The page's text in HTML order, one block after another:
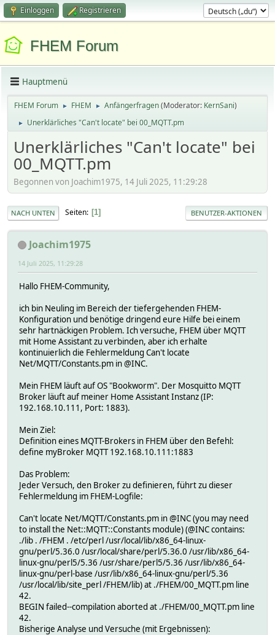
Einloggen Registrieren
FHEM Forum
Hauptmenü
FHEM Forum ► FHEM ► Anfängerfragen(Moderator: KernSani)
► Unerklärliches "Can't locate" bei 00_MQTT.pm
Unerklärliches "Can't locate" bei
00_MQTT.pm
Begonnen von Joachim1975, 14 Juli 2025, 11:29:28
NACH UNTEN Seiten 1 BENUTZER-AKTIONEN
Joachim1975
14 Juli 2025, 11:29:28
Hallo FHEM-Community,
ich bin Neuling im Bereich der tiefergehenden FHEM-
Konfiguration und benötige dringend eure Hilfe bei einem
sehr hartnäckigen Problem. Ich versuche, FHEM über MQTT
mit Home Assistant zu verbinden, aber ich erhalte
kontinuierlich die Fehlermeldung Can't locate
Net/MQTT/Constants.pm in @INC.
Mein FHEM läuft auf OS "Bookworm". Der Mosquitto MQTT
Broker läuft auf meiner Home Assistant Instanz (IP:
192.168.10.111, Port: 1883).
Mein Ziel:
Definition eines MQTT-Brokers in FHEM über den Befehl:
define myBroker MQTT 192.168.10.111:1883
Das Problem:
Jeder Versuch, den Broker zu definieren, führt zu dieser
Fehlermeldung im FHEM-Logfile:
Can't locate Net/MQTT/Constants.pm in @INC (you may need
to install the Net::MQTT::Constants module) (@INC contains:
./lib . /FHEM . /etc/perl /usr/local/lib/x86_64-linux-
gnu/perl/5.36.0 /usr/local/share/perl/5.36.0 /usr/lib/x86_64-
linux-gnu/perl5/5.36 /usr/share/perl5/5.36 /usr/lib/x86_64-
linux-gnu/perl-base /usr/lib/x86_64-linux-gnu/perl/5.36
/usr/local/lib/site_perl /FHEM/lib) at ./FHEM/00_MQTT.pm line
42.
BEGIN failed--compilation aborted at ./FHEM/00_MQTT.pm line
42.
Bisherige Analyse und Versuche (mit Ergebnissen):